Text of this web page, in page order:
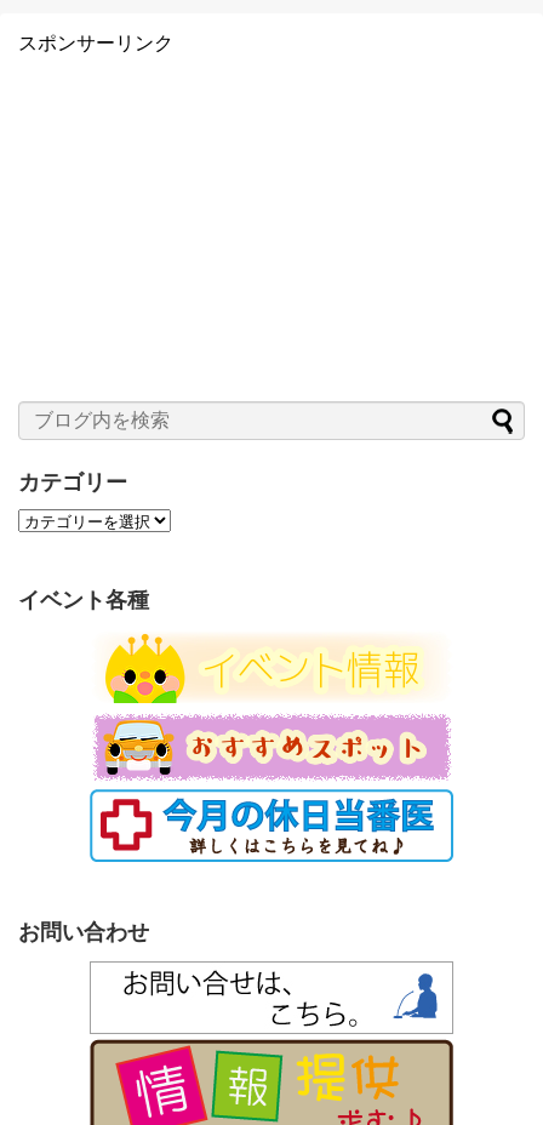
スポンサーリンク
カテゴリー
カ
リ
イベント各種
お問い合わせ